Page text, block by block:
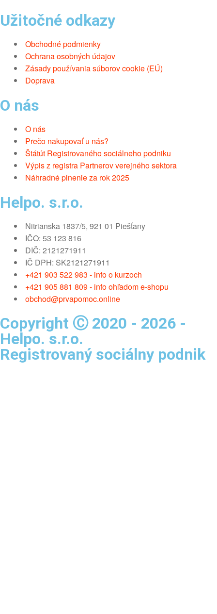
Užitočné odkazy
Obchodné podmienky
Ochrana osobných údajov
Zásady používania súborov cookie (EÚ)
Doprava
O nás
O nás
Prečo nakupovať u nás?
Štátút Registrovaného sociálneho podniku
Výpis z registra Partnerov verejného sektora
Náhradné plnenie za rok 2025
Helpo. s.r.o.
Nitrianska 1837/5, 921 01 Piešťany
IČO: 53 123 816
DIČ: 2121271911
IČ DPH: SK2121271911
+421 903 522 983 - info o kurzoch
+421 905 881 809 - info ohľadom e-shopu
obchod@prvapomoc.online
Copyright Ⓒ 2020 - 2026 -
Helpo. s.r.o.
Registrovaný sociálny podnik